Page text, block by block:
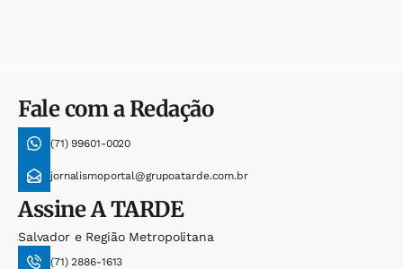
Fale com a Redação
(71) 99601-0020
jornalismoportal@grupoatarde.com.br
AssineA TARDE
Salvador e Região Metropolitana
(71) 2886-1613